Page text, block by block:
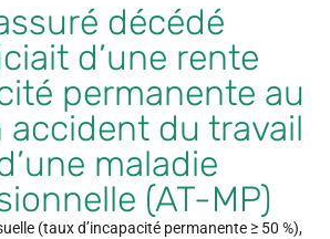
décédé
d’une rente
permanente au
accident du travail
maladie
(AT-MP)
(taux d’incapacité permanente ≥ 50 %),